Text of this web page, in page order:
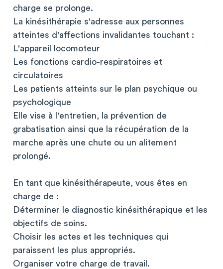
charge se prolonge.
La kinésithérapie s'adresse aux personnes
atteintes d'affections invalidantes touchant :
L'appareil locomoteur
Les fonctions cardio-respiratoires et
circulatoires
Les patients atteints sur le plan psychique ou
psychologique
Elle vise à l'entretien, la prévention de
grabatisation ainsi que la récupération de la
marche après une chute ou un alitement
prolongé.
En tant que kinésithérapeute, vous êtes en
charge de :
Déterminer le diagnostic kinésithérapique et les
objectifs de soins.
Choisir les actes et les techniques qui
paraissent les plus appropriés.
Organiser votre charge de travail.